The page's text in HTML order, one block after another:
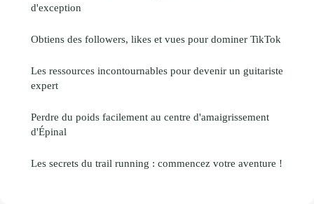
d'exception
Obtiens des followers, likes et vues pour dominer TikTok
Les ressources incontournables pour devenir un guitariste
expert
Perdre du poids facilement au centre d'amaigrissement
d'Épinal
Les secrets du trail running : commencez votre aventure !